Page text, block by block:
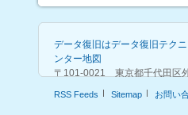
データ復旧はデータ復旧テク
ンター地図
〒101-0021 東京都千代田区
RSS Feeds Sitemap お問い